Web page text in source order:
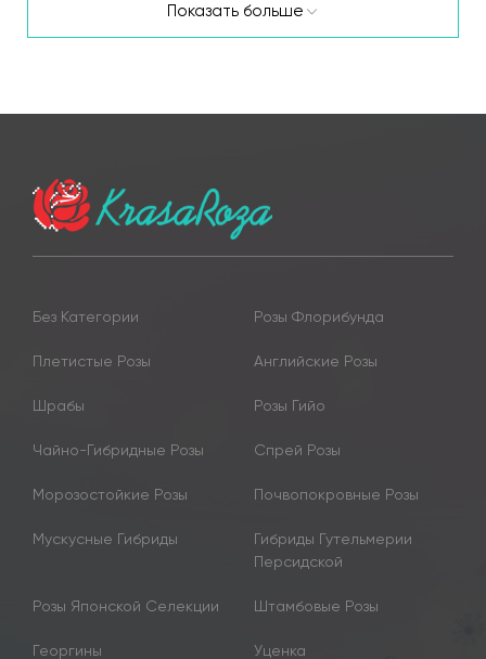
Показать больше
Без Категории Розы Флорибунда
Плетистые Розы Английские Розы
Шрабы Розы Гийо
Чайно-Гибридные Розы Спрей Розы
Морозостойкие Розы Почвопокровные Розы
Мускусные Гибриды
Гибриды Гутельмерии
Персидской
Розы Японской Селекции Штамбовые Розы
Георгины Уценка